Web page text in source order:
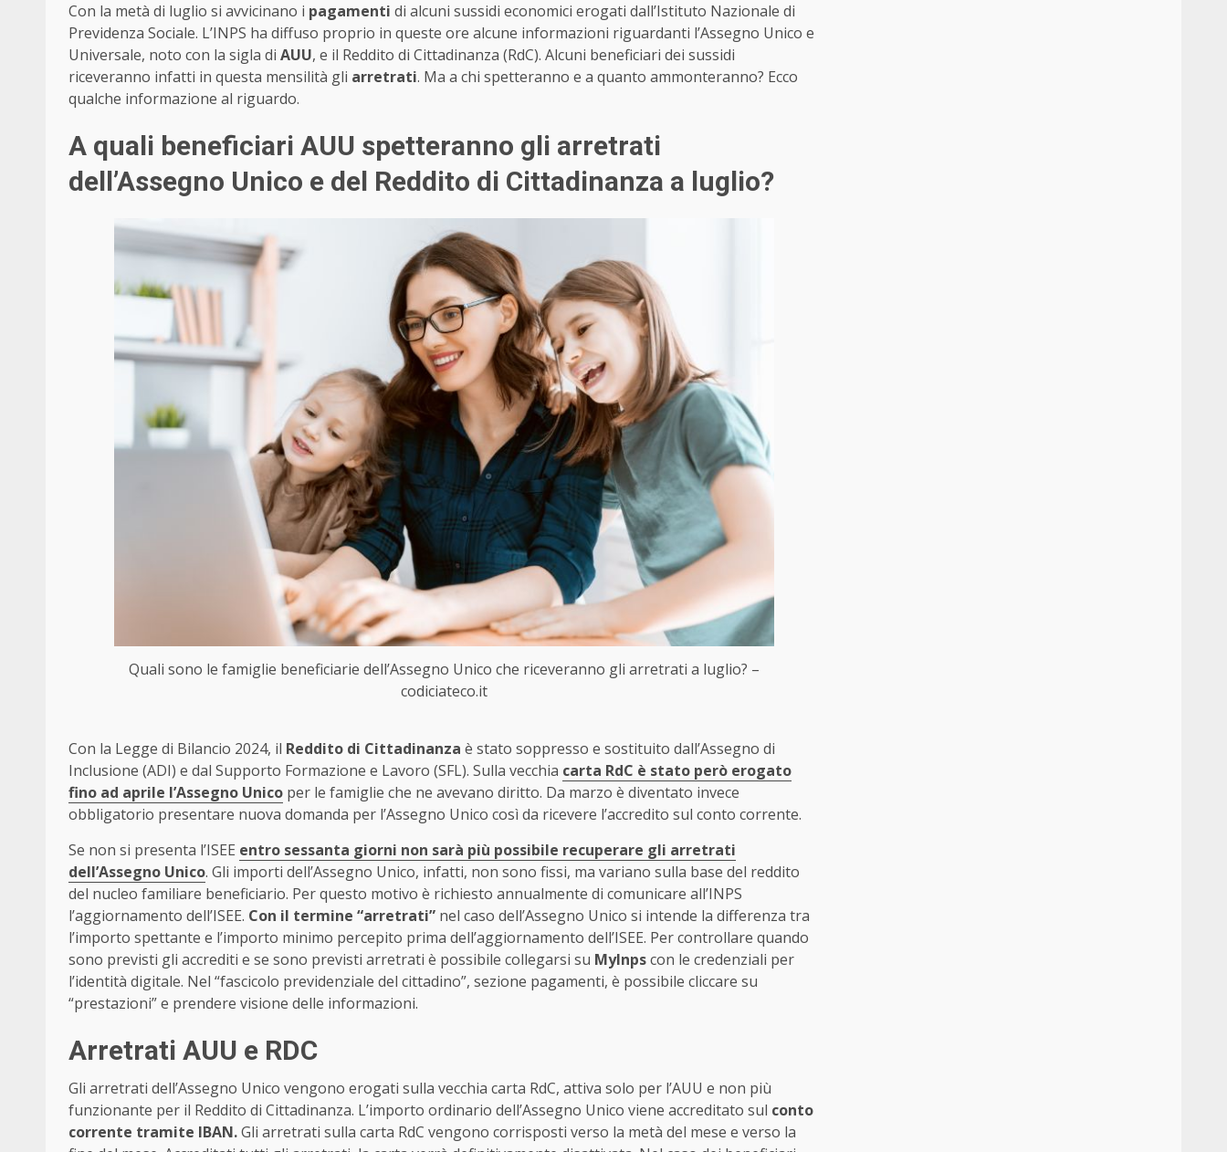
Con la metà di luglio si avvicinano i pagamenti di alcuni sussidi economici erogati dall’Istituto Nazionale di
Previdenza Sociale. L’INPS ha diffuso proprio in queste ore alcune informazioni riguardanti l’Assegno Unico e
Universale, noto con la sigla di AUU, e il Reddito di Cittadinanza (RdC). Alcuni beneficiari dei sussidi
riceveranno infatti in questa mensilità gli arretrati. Ma a chi spetteranno e a quanto ammonteranno? Ecco
qualche informazione al riguardo.
A quali beneficiari AUU spetteranno gli arretrati
dell’Assegno Unico e del Reddito di Cittadinanza a luglio?
Quali sono le famiglie beneficiarie dell’Assegno Unico che riceveranno gli arretrati a luglio? –
codiciateco.it
Con la Legge di Bilancio 2024, il Reddito di Cittadinanza è stato soppresso e sostituito dall’Assegno di
Inclusione (ADI) e dal Supporto Formazione e Lavoro (SFL). Sulla vecchia carta RdC è stato però erogato
fino ad aprile l’Assegno Unico per le famiglie che ne avevano diritto. Da marzo è diventato invece
obbligatorio presentare nuova domanda per l’Assegno Unico così da ricevere l’accredito sul conto corrente.
Se non si presenta l’ISEE entro sessanta giorni non sarà più possibile recuperare gli arretrati
dell’Assegno Unico. Gli importi dell’Assegno Unico, infatti, non sono fissi, ma variano sulla base del reddito
del nucleo familiare beneficiario. Per questo motivo è richiesto annualmente di comunicare all’INPS
l’aggiornamento dell’ISEE. Con il termine “arretrati” nel caso dell’Assegno Unico si intende la differenza tra
l’importo spettante e l’importo minimo percepito prima dell’aggiornamento dell’ISEE. Per controllare quando
sono previsti gli accrediti e se sono previsti arretrati è possibile collegarsi su MyInpscon le credenziali per
l’identità digitale. Nel “fascicolo previdenziale del cittadino”, sezione pagamenti, è possibile cliccare su
“prestazioni” e prendere visione delle informazioni.
Arretrati AUU e RDC
Gli arretrati dell’Assegno Unico vengono erogati sulla vecchia carta RdC, attiva solo per l’AUU e non più
funzionante per il Reddito di Cittadinanza. L’importo ordinario dell’Assegno Unico viene accreditato sul conto
corrente tramite IBAN.Gli arretrati sulla carta RdC vengono corrisposti verso la metà del mese e verso la